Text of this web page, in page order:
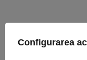
Configurarea